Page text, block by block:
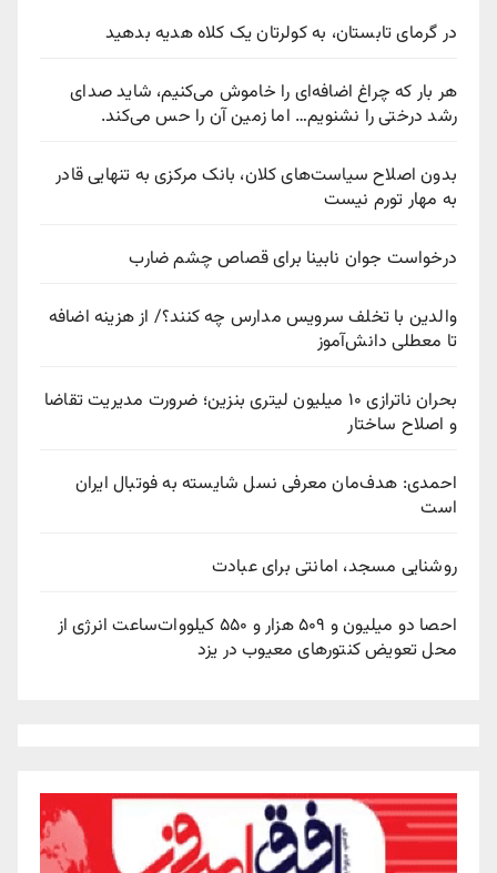
در گرمای تابستان، به کولرتان یک کلاه هدیه بدهید
هر بار که چراغ اضافه‌ای را خاموش می‌کنیم، شاید صدای
رشد درختی را نشنویم… اما زمین آن را حس می‌کند.
بدون اصلاح سیاست‌های کلان، بانک مرکزی به تنهایی قادر
به مهار تورم نیست
درخواست جوان نابینا برای قصاص چشم ضارب
والدین با تخلف سرویس مدارس چه کنند؟/ از هزینه اضافه
تا معطلی دانش‌آموز
بحران ناترازی ۱۰ میلیون لیتری بنزین؛ ضرورت مدیریت تقاضا
و اصلاح ساختار
احمدی: هدف‌مان معرفی نسل شایسته به فوتبال ایران
است
روشنایی مسجد، امانتی برای عبادت
احصا دو میلیون و ۵۰۹ هزار و ۵۵۰ کیلووات‌ساعت انرژی از
محل تعویض کنتورهای معیوب در یزد